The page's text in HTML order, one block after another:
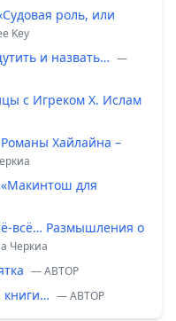
роль, или
Key
и назвать… —
с Игреком Х. Ислам
Хайлайна –
для
всё… Размышления о
Черкиа
— ABTOP
книги… — ABTOP